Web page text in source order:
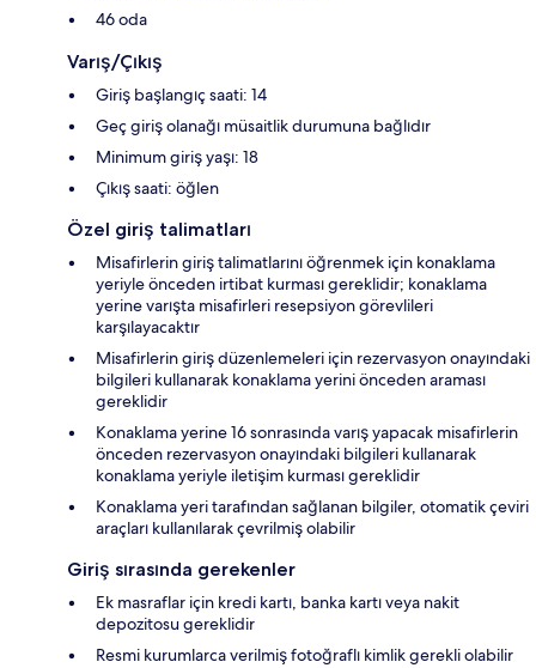
46 oda
Varış/Çıkış
Giriş başlangıç saati: 14
Geç giriş olanağı müsaitlik durumuna bağlıdır
Minimum giriş yaşı: 18
Çıkış saati: öğlen
Özel giriş talimatları
Misafirlerin giriş talimatlarını öğrenmek için konaklama
yeriyle önceden irtibat kurması gereklidir; konaklama
yerine varışta misafirleri resepsiyon görevlileri
karşılayacaktır
Misafirlerin giriş düzenlemeleri için rezervasyon onayındaki
bilgileri kullanarak konaklama yerini önceden araması
gereklidir
Konaklama yerine 16 sonrasında varış yapacak misafirlerin
önceden rezervasyon onayındaki bilgileri kullanarak
konaklama yeriyle iletişim kurması gereklidir
Konaklama yeri tarafından sağlanan bilgiler, otomatik çeviri
araçları kullanılarak çevrilmiş olabilir
Giriş sırasında gerekenler
Ek masraflar için kredi kartı, banka kartı veya nakit
depozitosu gereklidir
Resmi kurumlarca verilmiş fotoğraflı kimlik gerekli olabilir